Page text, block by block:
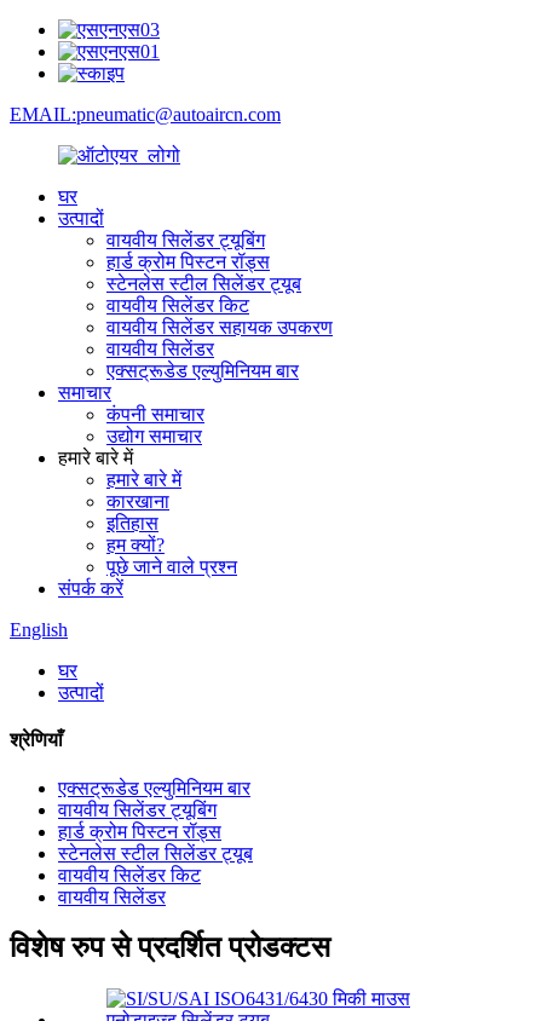
EMAIL:pneumatic@autoaircn.com
घर
उत्पादों
वायवीय सिलेंडर ट्यूबिंग
हार्ड क्रोम पिस्टन रॉड्स
स्टेनलेस स्टील सिलेंडर ट्यूब
वायवीय सिलेंडर किट
वायवीय सिलेंडर सहायक उपकरण
वायवीय सिलेंडर
एक्सट्रूडेड एल्युमिनियम बार
समाचार
कंपनी समाचार
उद्योग समाचार
हमारे बारे में
हमारे बारे में
कारखाना
इतिहास
हम क्यों?
पूछे जाने वाले प्रश्न
संपर्क करें
English
घर
उत्पादों
श्रेणियाँ
एक्सट्रूडेड एल्युमिनियम बार
वायवीय सिलेंडर ट्यूबिंग
हार्ड क्रोम पिस्टन रॉड्स
स्टेनलेस स्टील सिलेंडर ट्यूब
वायवीय सिलेंडर किट
वायवीय सिलेंडर
विशेष रुप से प्रदर्शित प्रोडक्टस